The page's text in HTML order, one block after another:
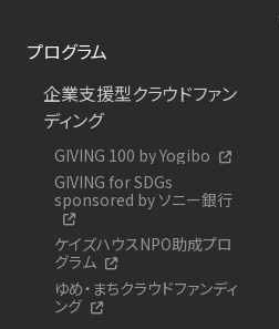
プログラム
企業支援型クラウドファン
ディング
GIVING 100 by Yogibo
GIVING for SDGs
sponsored by ソニー銀行
ケイズハウスNPO助成プロ
グラム
ゆめ・まちクラウドファンディ
ング